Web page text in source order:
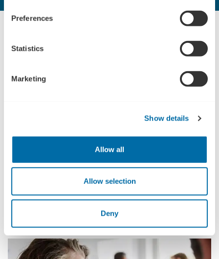
Preferences
Statistics
Marketing
Show details
Allow all
Allow selection
Deny
Fra Hjørring til Stockholm: PileByg A/S leverer
støjskærme til internationalt projekt
PileByg A/S har via Enterprise Europe Network fundet en ny
meromsætning på 500.000 kr.